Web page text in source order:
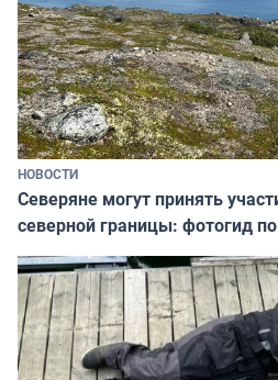
НОВОСТИ
Северяне могут принять
северной границы: фотогид